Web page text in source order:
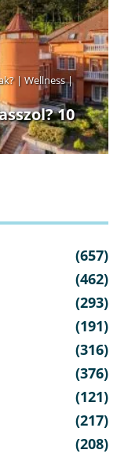
|Wellness|
10
(657)
(462)
(293)
(191)
(316)
(376)
(121)
(217)
(208)